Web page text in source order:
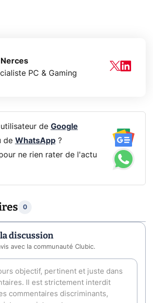
Nerces
PC & Gaming
de Google
de WhatsApp?
ne rien rater de l'actu
0
discussion
avec la communauté Clubic.